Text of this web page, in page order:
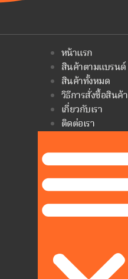
หน้าแรก
สินค้าตามแบรนด์
สินค้าทั้งหมด
วิธีการสั่งซื้อสินค้า
เกี่ยวกับเรา
ติดต่อเรา